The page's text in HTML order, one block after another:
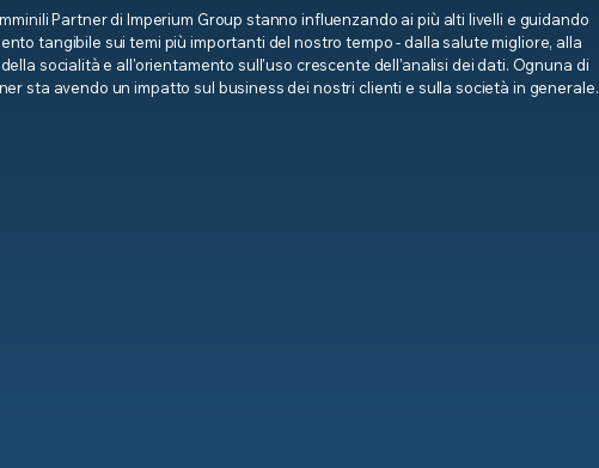
Partner di Imperium Group stanno influenzando ai più alti livelli e guidando
tangibile sui temi più importanti del nostro tempo - dalla salute migliore, alla
socialità e all'orientamento sull'uso crescente dell'analisi dei dati. Ognuna di
sta avendo un impatto sul business dei nostri clienti e sulla società in generale.